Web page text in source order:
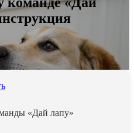
«Дай лапу»